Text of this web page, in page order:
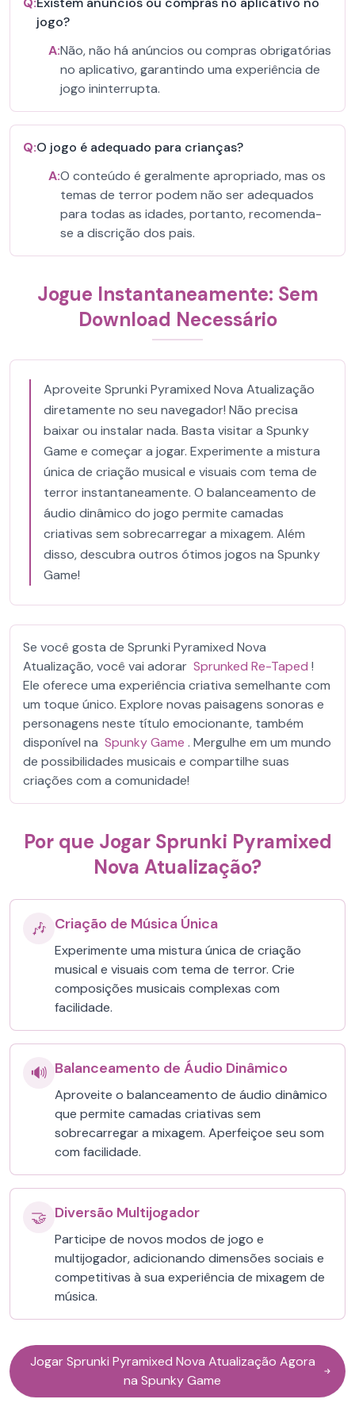
jogo?
A:Não, não há anúncios ou compras obrigatórias
no aplicativo, garantindo uma experiência de
jogo ininterrupta.
Q:O jogo é adequado para crianças?
A:O conteúdo é geralmente apropriado, mas os
temas de terror podem não ser adequados
para todas as idades, portanto, recomenda-
se a discrição dos pais.
Jogue Instantaneamente: Sem
Download Necessário
Aproveite Sprunki Pyramixed Nova Atualização
diretamente no seu navegador! Não precisa
baixar ou instalar nada. Basta visitar a Spunky
Game e começar a jogar. Experimente a mistura
única de criação musical e visuais com tema de
terror instantaneamente. O balanceamento de
áudio dinâmico do jogo permite camadas
criativas sem sobrecarregar a mixagem. Além
disso, descubra outros ótimos jogos na Spunky
Game!
Se você gosta de Sprunki Pyramixed Nova
Atualização, você vai adorar Sprunked Re-Taped !
Ele oferece uma experiência criativa semelhante com
um toque único. Explore novas paisagens sonoras e
personagens neste título emocionante, também
disponível na Spunky Game . Mergulhe em um mundo
de possibilidades musicais e compartilhe suas
criações com a comunidade!
Por que Jogar Sprunki Pyramixed
Nova Atualização?
🎶 Criação de Música Única
Experimente uma mistura única de criação
musical e visuais com tema de terror. Crie
composições musicais complexas com
facilidade.
🔊 Balanceamento de Áudio Dinâmico
Aproveite o balanceamento de áudio dinâmico
que permite camadas criativas sem
sobrecarregar a mixagem. Aperfeiçoe seu som
com facilidade.
🤝 Diversão Multijogador
Participe de novos modos de jogo e
multijogador, adicionando dimensões sociais e
competitivas à sua experiência de mixagem de
música.
Jogar Sprunki Pyramixed Nova Atualização Agora
na Spunky Game